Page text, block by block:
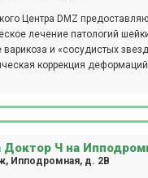
Центра DMZ
лечение патологий
и «сосудистых
коррекция
хирургии
и физиотерапии:
записи.
Доктор Ч на
Ипподромная, д. 2В